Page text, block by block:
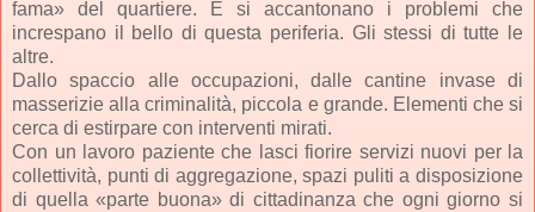
fama» del quartiere. E si accantonano i problemi che
increspano il bello di questa periferia. Gli stessi di tutte le
altre.
Dallo spaccio alle occupazioni, dalle cantine invase di
masserizie alla criminalità, piccola e grande. Elementi che si
cerca di estirpare con interventi mirati.
Con un lavoro paziente che lasci fiorire servizi nuovi per la
collettività, punti di aggregazione, spazi puliti a disposizione
di quella «parte buona» di cittadinanza che ogni giorno si